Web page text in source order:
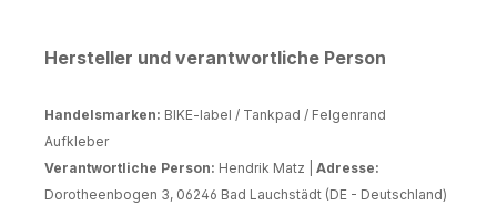
Hersteller und verantwortliche Person
Handelsmarken: BIKE-label / Tankpad / Felgenrand
Aufkleber
Verantwortliche Person: Hendrik Matz | Adresse:
Dorotheenbogen 3, 06246 Bad Lauchstädt (DE - Deutschland)